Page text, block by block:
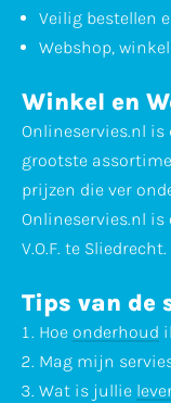
Veilig bestellen
Webshop,
Winkel en
Onlineservies.nl
grootste
prijzen die ver
Onlineservies.nl is
V.O.F. te Sliedrecht.
Tips van de
Hoe onderhoud
Mag mijn
Wat is jullie